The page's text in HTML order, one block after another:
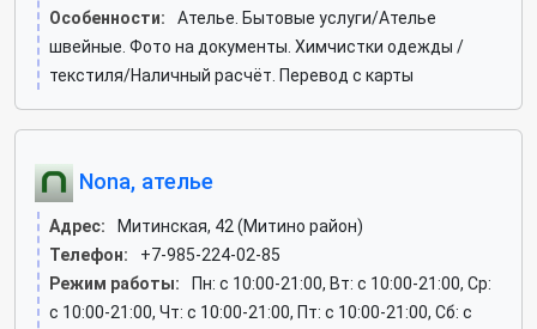
Особенности:
Ателье. Бытовые услуги/Ателье
швейные. Фото на документы. Химчистки одежды /
текстиля/Наличный расчёт. Перевод с карты
Nona, ателье
Адрес:
Митинская, 42 (Митино район)
Телефон:
+7-985-224-02-85
Режим работы:
Пн: c 10:00-21:00, Вт: c 10:00-21:00, Ср:
c 10:00-21:00, Чт: c 10:00-21:00, Пт: c 10:00-21:00, Сб: c